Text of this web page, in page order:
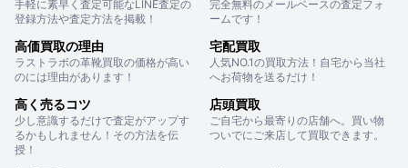
手軽に素早く査定可能なLINE査定の
登録方法や査定方法を掲載！
完全無料のメールベースの査定フォ
ームです！
高価買取の理由
ラストラボの革靴買取の価格が高い
のには理由があります！
宅配買取
人気NO.1の買取方法！自宅から当社
へお荷物を送るだけ！
高く売るコツ
少し意識するだけで査定がアップす
るかもしれません！その方法を伝
授！
店頭買取
ご自宅から最寄りの店舗へ。買い物
ついでにご来店して買取できます。